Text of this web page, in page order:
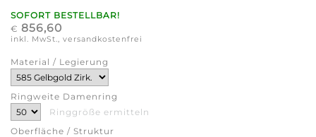
SOFORT BESTELLBAR!
€ 856,60
inkl. MwSt., versandkostenfrei
Material / Legierung
Ringweite Damenring
Ringgröße ermitteln
Oberfläche / Struktur